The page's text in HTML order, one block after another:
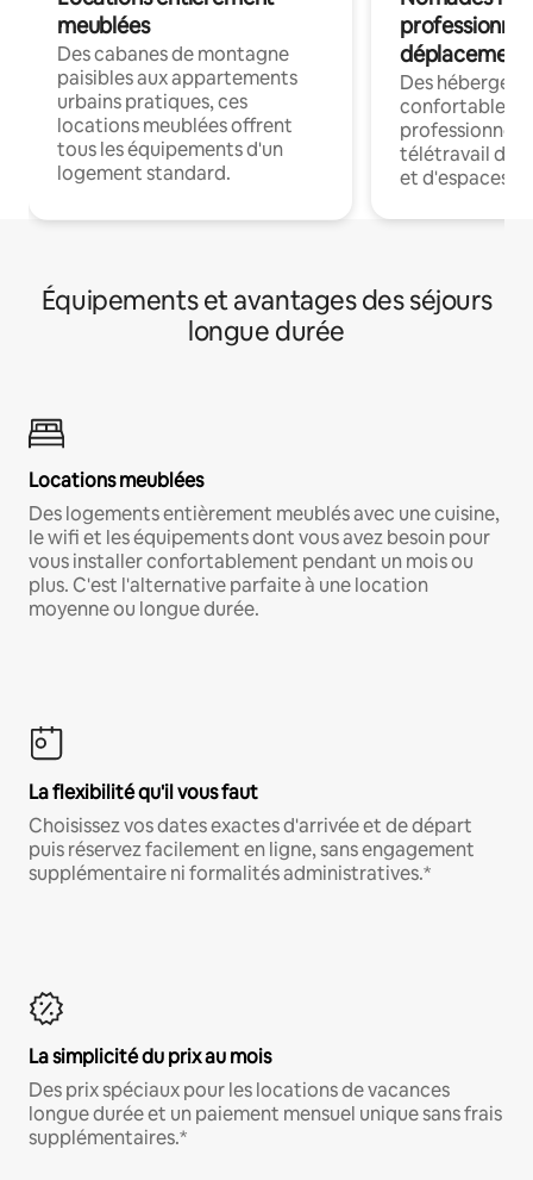
meublées
Des cabanes de montagne
paisibles aux appartements
urbains pratiques, ces
locations meublées offrent
tous les équipements d'un
logement standard.
déplacement
Des
confortables
professionnels
télétravail
et d'espaces
Équipements et avantages des séjours
longue durée
Locations meublées
Des logements entièrement meublés avec une cuisine,
le wifi et les équipements dont vous avez besoin pour
vous installer confortablement pendant un mois ou
plus. C'est l'alternative parfaite à une location
moyenne ou longue durée.
La flexibilité qu'il vous faut
Choisissez vos dates exactes d'arrivée et de départ
puis réservez facilement en ligne, sans engagement
supplémentaire ni formalités administratives.*
La simplicité du prix au mois
Des prix spéciaux pour les locations de vacances
longue durée et un paiement mensuel unique sans frais
supplémentaires.*